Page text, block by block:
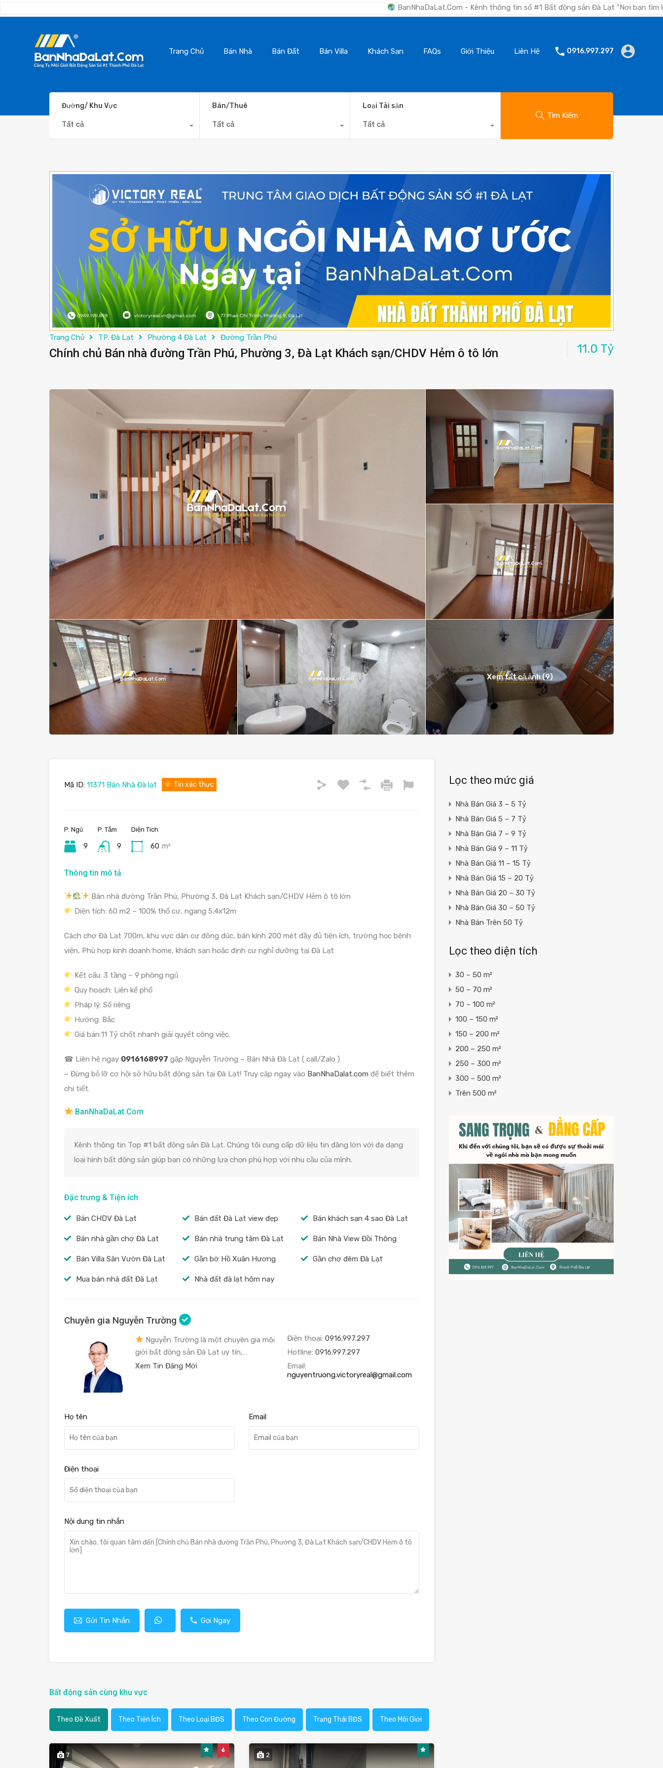
BanNhaDaLat.Com - Kênh thông tin số #1 Bất động sản Đà Lạt "Nơi bạn tìm kiếm bất
Trang Chủ Bán Nhà Bán Đất Bán Villa Khách Sạn FAQs Giới Thiệu Liên Hệ 0916.997.297
Đường/ Khu Vực
Tất cả
Bán/Thuê
Tất cả
Loại Tài sản
Tất cả
Tìm Kiếm
Trang Chủ TP. Đà Lạt Phường 4 Đà Lạt Đường Trần Phú
Chính chủ Bán nhà đường Trần Phú, Phường 3, Đà Lạt Khách sạn/CHDV Hẻm ô tô lớn 11.0 Tỷ
Xem tất cả ảnh (9)
Mã ID: 11371 Bán Nhà Đà lạt Tin xác thực
P. Ngủ
9
P. Tắm
9
Diện Tích
60 m²
Thông tin mô tả
Bán nhà đường Trần Phú, Phường 3, Đà Lạt Khách sạn/CHDV Hẻm ô tô lớn
Diện tích: 60 m2 – 100% thổ cư, ngang 5.4x12m
Cách chợ Đà Lạt 700m, khu vực dân cư đông đúc, bán kính 200 mét đầy đủ tiện ích, trường học bệnh
viện, Phù hợp kinh doanh home, khách sạn hoặc định cư nghỉ dưỡng tại Đà Lạt
Kết cấu: 3 tầng – 9 phòng ngủ
Quy hoạch: Liên kế phố
Pháp lý: Sổ riêng
Hướng: Bắc
Giá bán:11 Tỷ chốt nhanh giải quyết công việc.
☎ Liên hệ ngay 0916168997 gặp Nguyễn Trường – Bán Nhà Đà Lạt ( call/Zalo )
– Đừng bỏ lỡ cơ hội sở hữu bất động sản tại Đà Lạt! Truy cập ngay vào BanNhaDalat.com để biết thêm
chi tiết.
BanNhaDaLat.Com
Kênh thông tin Top #1 bất động sản Đà Lạt. Chúng tôi cung cấp dữ liệu tin đăng lớn với đa dạng
loại hình bất động sản giúp bạn có những lựa chọn phù hợp với nhu cầu của mình.
Đặc trưng & Tiện ích
Bán CHDV Đà Lạt Bán đất Đà Lạt view đẹp Bán khách sạn 4 sao Đà Lạt
Bán nhà gần chợ Đà Lạt Bán nhà trung tâm Đà Lạt Bán Nhà View Đồi Thông
Bán Villa Sân Vườn Đà Lạt Gần bờ Hồ Xuân Hương Gần chợ đêm Đà Lạt
Mua bán nhà đất Đà Lạt Nhà đất đà lạt hôm nay
Chuyên gia Nguyễn Trường
Nguyễn Trường là một chuyên gia môi
giới bất động sản Đà Lạt uy tín,…
Xem Tin Đăng Mới
Điện thoại: 0916.997.297
Hotline: 0916.997.297
Email:
nguyentruong.victoryreal@gmail.com
Họ tên Email
Điện thoại
Nội dung tin nhắn
Gửi Tin Nhắn Gọi Ngay
Bất động sản cùng khu vực
Theo Đề Xuất Theo Tiện Ích Theo Loại BĐS Theo Con Đường Trạng Thái BĐS Theo Môi Giới
7 2
Lọc theo mức giá
Nhà Bán Giá 3 – 5 Tỷ
Nhà Bán Giá 5 – 7 Tỷ
Nhà Bán Giá 7 – 9 Tỷ
Nhà Bán Giá 9 – 11 Tỷ
Nhà Bán Giá 11 – 15 Tỷ
Nhà Bán Giá 15 – 20 Tỷ
Nhà Bán Giá 20 – 30 Tỷ
Nhà Bán Giá 30 – 50 Tỷ
Nhà Bán Trên 50 Tỷ
Lọc theo diện tích
30 – 50 m²
50 – 70 m²
70 – 100 m²
100 – 150 m²
150 – 200 m²
200 – 250 m²
250 – 300 m²
300 – 500 m²
Trên 500 m²